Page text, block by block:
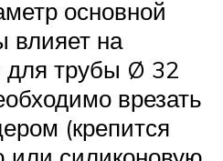
основной
влияет на
для трубы Ø 32
врезать
(крепится